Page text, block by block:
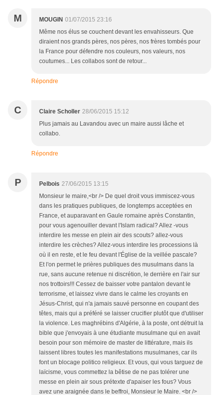
M MOUGIN 01/07/2015 23:16
Même nos élus se couchent devant les envahisseurs. Que
diraient nos grands pères, nos pères, nos frères tombés pour
la France pour défendre nos couleurs, nos valeurs, nos
coutumes... Les collabos sont de retour...
Répondre
C Claire Scholler 28/06/2015 15:12
Plus jamais au Lavandou avec un maire aussi lâche et
collabo.
Répondre
P Pelbois 27/06/2015 13:15
Monsieur le maire,<br /> De quel droit vous immiscez-vous
dans les pratiques publiques, de longtemps acceptées en
France, et auparavant en Gaule romaine après Constantin,
pour vous agenouiller devant l'Islam radical? Allez -vous
interdire les messe en plein air des scouts? allez-vous
interdire les crèches? Allez-vous interdire les processions là
où il en reste, et le feu devant l'Église de la veillée pascale?
Et l'on permet le prières publiques des musulmans dans la
rue, sans aucune retenue ni discrétion, le derrière en l'air sur
nos trottoirs!!! Cessez de baisser votre pantalon devant le
terrorisme, et laissez vivre dans le calme les croyants en
Jésus-Christ, qui n'a jamais sauvé personne en coupant des
têtes, mais qui a préféré se laisser crucifier plutôt que d'utiliser
la violence. Les maghrébins d'Algérie, à la poste, ont détruit la
bible que j'envoyais à une étudiante musulmane qui en avait
besoin pour son mémoire de master de littérature, mais ils
laissent libres toutes les manifestations musulmanes, car ils
font un blocage politico religieux. Et vous, qui vous targuez de
laïcisme, vous commettez la bêtise de ne pas tolérer une
messe en plein air sous prétexte d'apaiser les fous? Vous
avez une araignée dans le beffroi, Monsieur le Maire. <br />